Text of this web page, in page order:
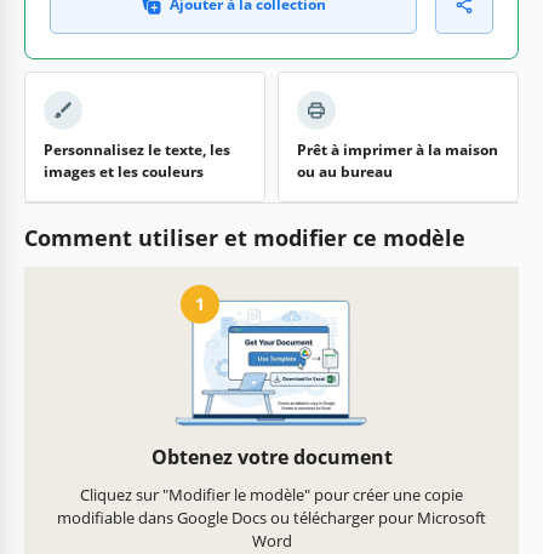
Personnalisez le texte, les
images et les couleurs
Prêt à imprimer à la maison
ou au bureau
Comment utiliser et modifier ce modèle
1
Obtenez votre document
Cliquez sur "Modifier le modèle" pour créer une copie
modifiable dans Google Docs ou télécharger pour Microsoft
Word